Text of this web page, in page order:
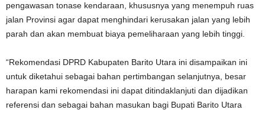
pengawasan tonase kendaraan, khususnya yang menempuh ruas
jalan Provinsi agar dapat menghindari kerusakan jalan yang lebih
parah dan akan membuat biaya pemeliharaan yang lebih tinggi.
“Rekomendasi DPRD Kabupaten Barito Utara ini disampaikan ini
untuk diketahui sebagai bahan pertimbangan selanjutnya, besar
harapan kami rekomendasi ini dapat ditindaklanjuti dan dijadikan
referensi dan sebagai bahan masukan bagi Bupati Barito Utara